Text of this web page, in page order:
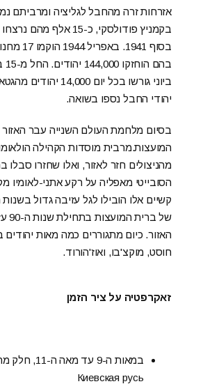
אזרחות זרה מהחבל לגליציה ומרביתם
בסוף
ביוני גורשו בכל יום
יהודי החבל נספו בשואה.
בסיום מלחמת העולם השנייה עבר האזור
המועצות.מרבית מוסדות הקהילה
מהניצולים חזר לאזור, ואלו שחזרו סבלו
הסובייטי מאפליה על רקע אתני-לאומיו
של
האזור. כיום מתגוררים כמה מאות
חוסט, מוקצ'בו, ואוז'הורוד.
זאקרפטיה על ציר הזמן
במאות ה-9 עד
Киевская русь